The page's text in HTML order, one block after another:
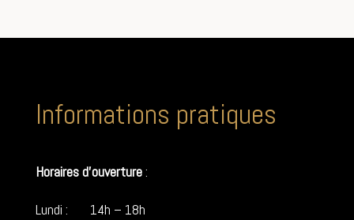
Informations pratiques
Horaires d’ouverture:
Lundi : 14h – 18h